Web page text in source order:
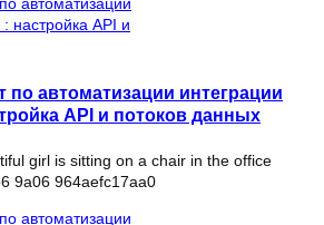
автоматизации интеграции
API и потоков данных